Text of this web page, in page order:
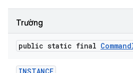
Trường
public static final Command